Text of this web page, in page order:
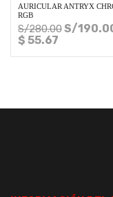
AURICULAR ANTRYX
RGB
S/280.00S/
$ 55.67